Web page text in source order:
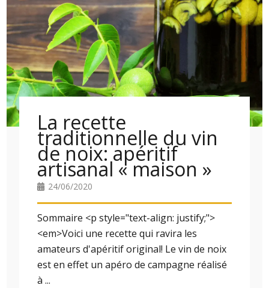
La recette
traditionnelle du vin
de noix: apéritif
artisanal « maison »
24/06/2020
Sommaire <p style="text-align: justify;">
<em>Voici une recette qui ravira les
amateurs d'apéritif original! Le vin de noix
est en effet un apéro de campagne réalisé
à ...